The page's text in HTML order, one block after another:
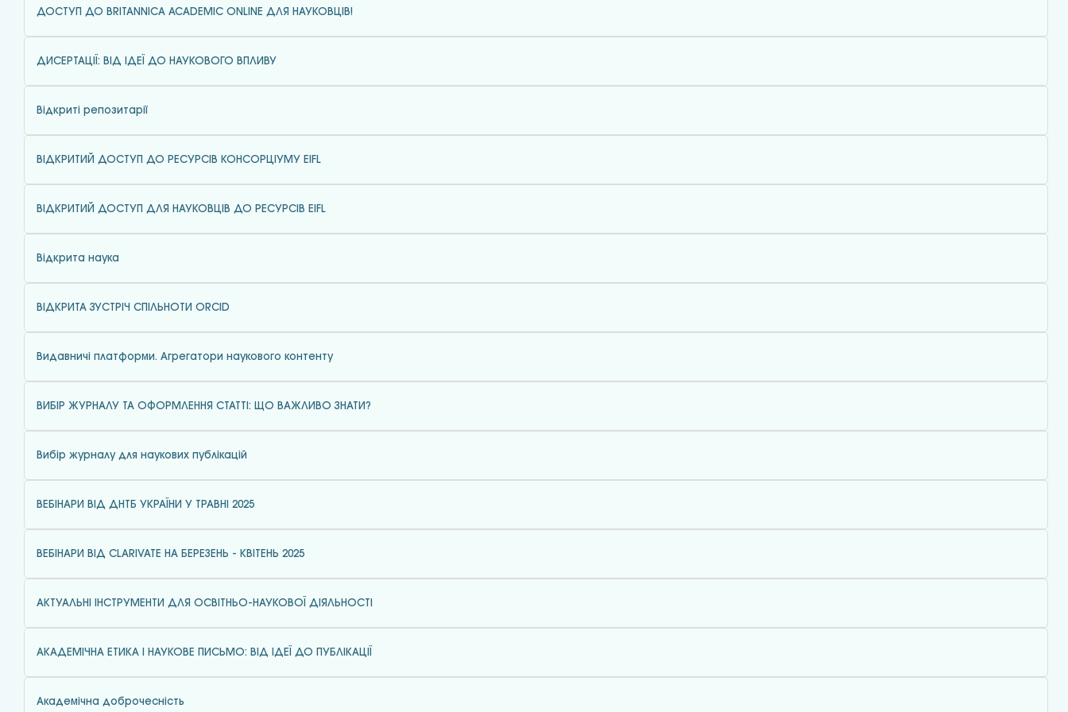
ДОСТУП ДО BRITANNICA ACADEMIC ONLINE ДЛЯ НАУКОВЦІВ!
ДИСЕРТАЦІЇ: ВІД ІДЕЇ ДО НАУКОВОГО ВПЛИВУ
Відкриті репозитарії
ВІДКРИТИЙ ДОСТУП ДО РЕСУРСІВ КОНСОРЦІУМУ EIFL
ВІДКРИТИЙ ДОСТУП ДЛЯ НАУКОВЦІВ ДО РЕСУРСІВ EIFL
Відкрита наука
ВІДКРИТА ЗУСТРІЧ СПІЛЬНОТИ ORCID
Видавничі платформи. Агрегатори наукового контенту
ВИБІР ЖУРНАЛУ ТА ОФОРМЛЕННЯ СТАТТІ: ЩО ВАЖЛИВО ЗНАТИ?
Вибір журналу для наукових публікацій
ВЕБІНАРИ ВІД ДНТБ УКРАЇНИ У ТРАВНІ 2025
ВЕБІНАРИ ВІД CLARIVATE НА БЕРЕЗЕНЬ - КВІТЕНЬ 2025
АКТУАЛЬНІ ІНСТРУМЕНТИ ДЛЯ ОСВІТНЬО-НАУКОВОЇ ДІЯЛЬНОСТІ
АКАДЕМІЧНА ЕТИКА І НАУКОВЕ ПИСЬМО: ВІД ІДЕЇ ДО ПУБЛІКАЦІЇ
Академічна доброчесність